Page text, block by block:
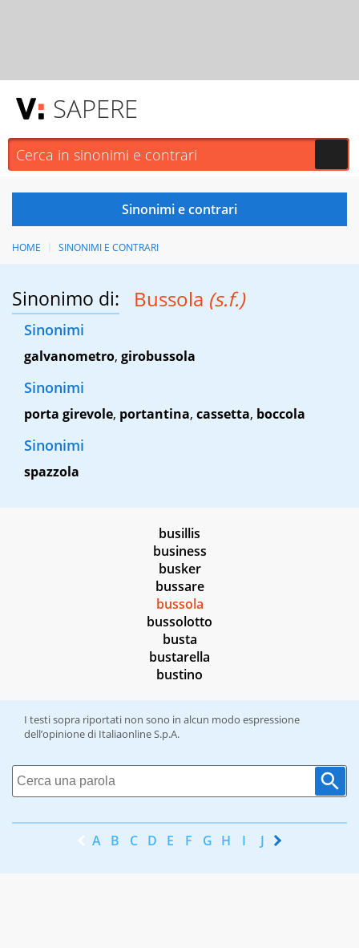
SAPERE
HOME SINONIMI E CONTRARI
Sinonimo di: Bussola (s.f.)
Sinonimi
galvanometro, girobussola
Sinonimi
porta girevole, portantina, cassetta, boccola
Sinonimi
spazzola
busillis
business
busker
bussare
bussola
bussolotto
busta
bustarella
bustino
I testi sopra riportati non sono in alcun modo espressione
dell’opinione di Italiaonline S.p.A.
A B C D E F G H I J K